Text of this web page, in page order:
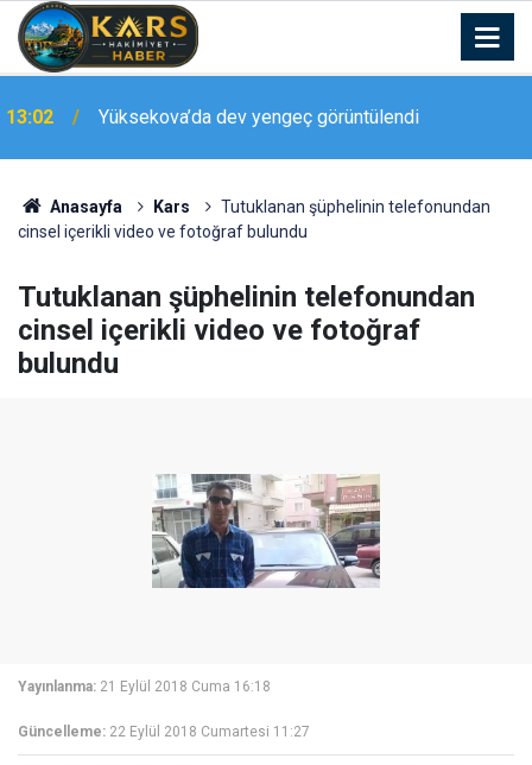
13:02 Yüksekova’da dev yengeç görüntülendi
12:54
gösterisi
Anasayfa Kars
Tutuklanan şüphelinin telefonundan
cinsel içerikli video ve fotoğraf bulundu
Tutuklanan şüphelinin telefonundan
cinsel içerikli video ve fotoğraf
bulundu
Yayınlanma: 21 Eylül 2018 Cuma 16:18
Güncelleme: 22 Eylül 2018 Cumartesi 11:27